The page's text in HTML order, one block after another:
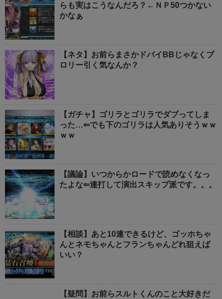
らも実はこうなんだろ？←ＮＰ50つかない
かなぁ
【ネタ】お前らまさかドバイBBじゃなくブ
ロリー引く気なんか？
【ガチャ】ゴリラとゴリラでダブってしま
った…⇐でも下のゴリラは人気ありそうｗｗ
ｗｗ
【議論】いつからかロードで読めなくなっ
たよな⇐連打して演出スキップ派です。。。
【相談】あと10連できるけど、ゴッホちゃ
んとネモちゃんとフランちゃんどれ狙えば
いい？
【疑問】お前らスルトくんのこと大好きだ